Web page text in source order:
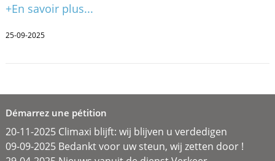
+En savoir plus...
25-09-2025
Démarrez une pétition
20-11-2025 Climaxi blijft: wij blijven u verdedigen
09-09-2025 Bedankt voor uw steun, wij zetten door !